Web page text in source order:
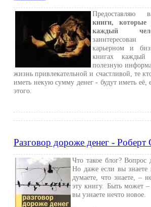
Предоставляю
книги, которые
каждый
карьерном и
книгах
полезную
жизнь привлекательной и счастливой, те
иметь некую сумму денег - будут иметь её,
этого.
Разговор дороже денег - Роберт
Что такое блог? Вопрос
Но даже если вы знаете
думаете, что знаете, –
эту книгу. Быть может –
вы узнаете нечто новое.